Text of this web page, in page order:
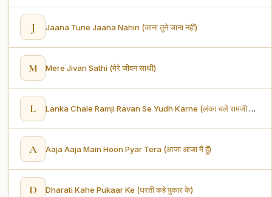
J Jaana Tune Jaana Nahin (जाना तुने जाना नहीं)
M Mere Jivan Sathi (मेरे जीवन साथी)
L Lanka Chale Ramji Ravan Se Yudh Karne (लंका चले रामजी रावण से युद्ध करने)
A Aaja Aaja Main Hoon Pyar Tera (आजा आजा मैं हूँ)
D Dharati Kahe Pukaar Ke (धरती कहे पुकार के)